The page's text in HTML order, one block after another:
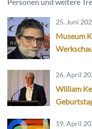
25. Juni
Museum
26. April
William
19. April